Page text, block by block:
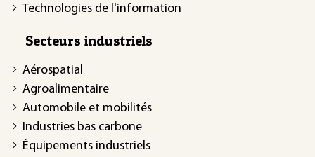
Technologies de l'information
Secteurs industriels
Aérospatial
Agroalimentaire
Automobile et mobilités
Industries bas carbone
Équipements industriels